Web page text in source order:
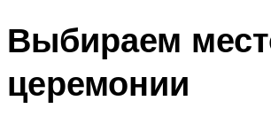
Выбираем
церемонии